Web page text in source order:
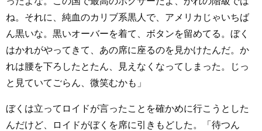
ね。それに、純血のカリブ系黒人で、アメリカじゃいちば
ん黒いな。黒いオーバーを着て、ボタンを留めてる。ぼく
はかれがやってきて、あの席に座るのを見かけたんだ。か
れは腰を下ろしたとたん、見えなくなってしまった。じっ
と見ていてごらん、微笑むかも」
ぼくは立ってロイドが言ったことを確かめに行こうとした
んだけど、ロイドがぼくを席に引きもどした。「待つん